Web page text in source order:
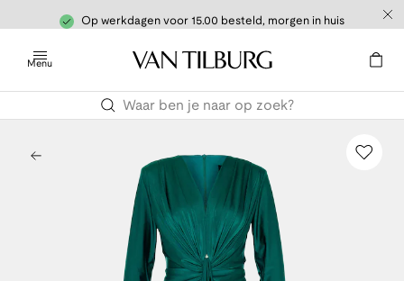
Op werkdagen voor 15.00 besteld, morgen in huis
Menu